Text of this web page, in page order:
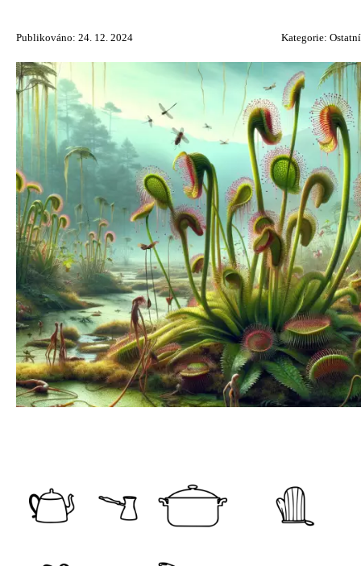
Publikováno: 24. 12. 2024 Kategorie: Ostatní